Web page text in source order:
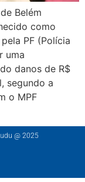
Belém
como
PF (Polícia
uma
danos de R$
segundo a
o MPF
@ 2025